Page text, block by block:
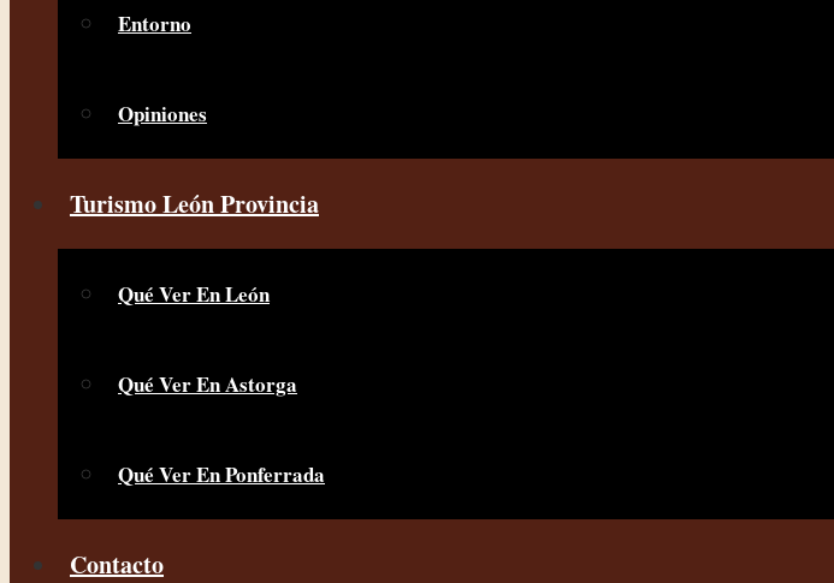
Entorno
Opiniones
Turismo León Provincia
Qué Ver En León
Qué Ver En Astorga
Qué Ver En Ponferrada
Contacto